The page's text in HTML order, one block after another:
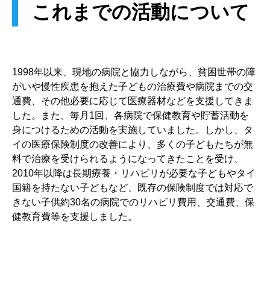
これまでの活動について
1998年以来、現地の病院と協力しながら、貧困世帯の障
がいや慢性疾患を抱えた子どもの治療費や病院までの交
通費、その他必要に応じて医療器材などを支援してきま
した。また、毎月1回、各病院で保健教育や貯蓄活動を
身につけるための活動を実施していました。しかし、タ
イの医療保険制度の改善により、多くの子どもたちが無
料で治療を受けられるようになってきたことを受け、
2010年以降は長期療養・リハビリが必要な子どもやタイ
国籍を持たない子どもなど、既存の保険制度では対応で
きない子供約30名の病院でのリハビリ費用、交通費、保
健教育費等を支援しました。